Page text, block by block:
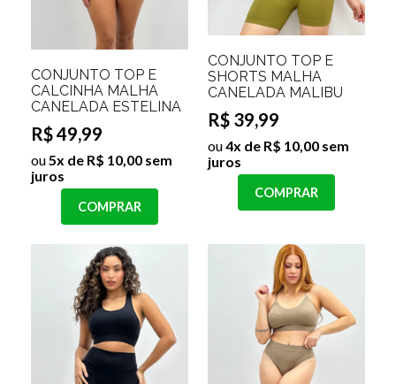
CONJUNTO TOP E
CALCINHA MALHA
CANELADA ESTELINA
R$ 49,99
ou 5x de R$ 10,00 sem
juros
COMPRAR
CONJUNTO TOP E
SHORTS MALHA
CANELADA MALIBU
R$ 39,99
ou4x de R$ 10,00 sem
juros
COMPRAR